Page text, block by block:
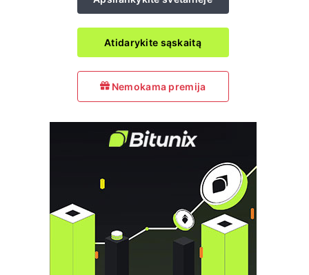
Atidarykite sąskaitą
Nemokama premija